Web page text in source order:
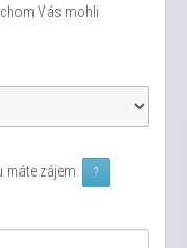
Vás mohli
máte zájem. ?